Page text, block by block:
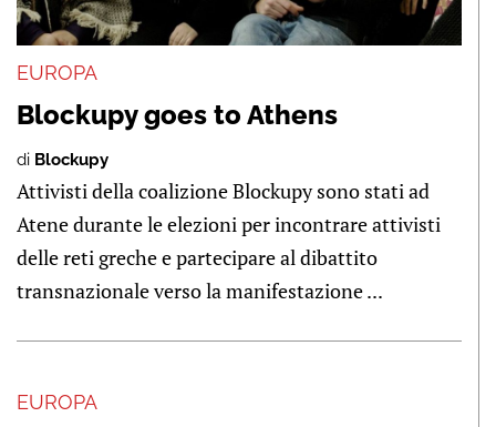
EUROPA
Blockupy goes to Athens
di Blockupy
Attivisti della coalizione Blockupy sono stati ad
Atene durante le elezioni per incontrare attivisti
delle reti greche e partecipare al dibattito
transnazionale verso la manifestazione ...
EUROPA